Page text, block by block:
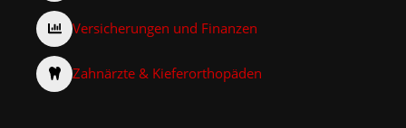
Versicherungen und Finanzen
Zahnärzte & Kieferorthopäden